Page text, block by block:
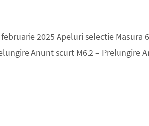
2025 Apeluri selectie Masura
Anunt scurt M6.2 – Prelungire